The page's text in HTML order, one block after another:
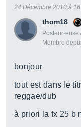
thom18
Posteur·euse
Membre
24 Décembre 2010 à
bonjour
tout est dans le
reggae/dub
à priori la fx 25 b